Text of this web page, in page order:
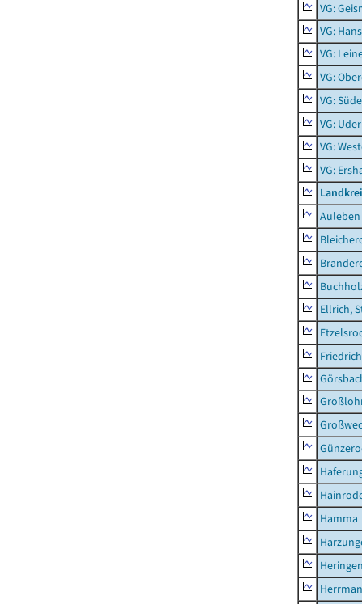
VG:
VG:
VG:
VG:
VG:
VG: Uder
VG:
VG:
Auleben
Ellrich,
Hamma